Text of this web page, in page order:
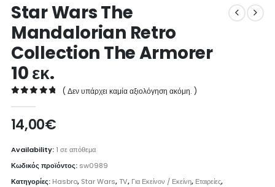
Star Wars The
Mandalorian Retro
Collection The Armorer
10 εκ.
( Δεν υπάρχει καμία αξιολόγηση ακόμη. )
14,00€
Availability: 1 σε απόθεμα
Κωδικός προϊόντος: sw0989
Κατηγορίες: Hasbro, Star Wars,TV, Για Εκείνον / Εκείνη, Εταιρείες,